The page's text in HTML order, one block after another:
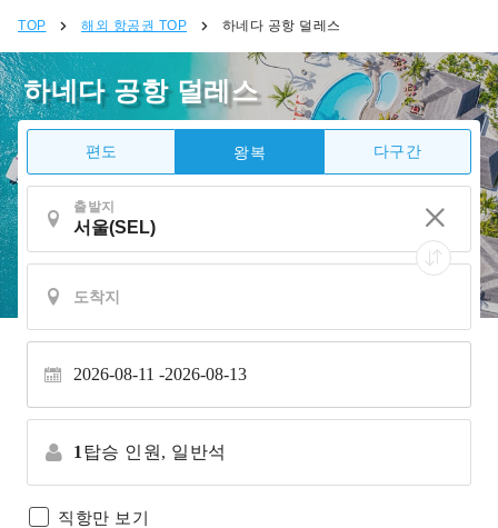
TOP 해외 항공권 TOP 하네다 공항 덜레스
하네다 공항 덜레스
편도 왕복 다구간
출발지
2026-08-11 2026-08-13
1 탑승 인원, 일반석
직항만 보기